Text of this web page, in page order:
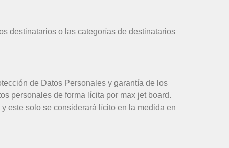
destinatarios o las categorías de destinatarios
de Datos Personales y garantía de los
personales de forma lícita por max jet board.
este solo se considerará lícito en la medida en